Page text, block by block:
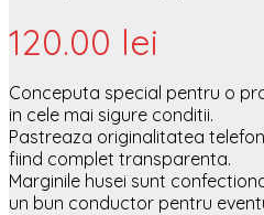
120.00 lei
Conceputa special pentru o
in cele mai sigure conditii.
Pastreaza originalitatea
fiind complet transparenta.
Marginile husei sunt
un bun conductor pentru